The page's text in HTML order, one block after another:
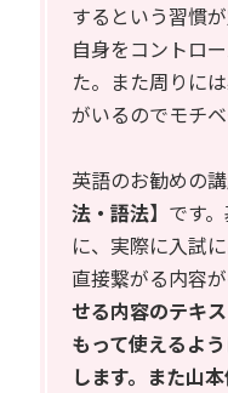
するという習慣
自身をコントロ
た。また周りに
がいるのでモチ
英語のお勧めの
法・語法】 です
に、実際に入試
直接繋がる内容
せる内容のテキ
もって使えるよ
します。また山